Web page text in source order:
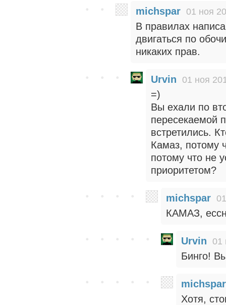
michspar 01 ноя
В правилах
двигаться по
никаких прав.
Urvin 01 ноя
=)
Вы ехали по
пересекаемой
встретились.
Камаз, потому
потому что не
приоритетом?
michspar
КАМАЗ,
Urvin 01
Бинго!
michspar
Хотя,